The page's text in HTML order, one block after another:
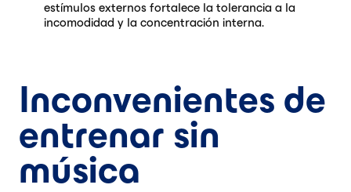
estímulos externos fortalece la tolerancia a la
incomodidad y la concentración interna.
Inconvenientes de
entrenar sin
música